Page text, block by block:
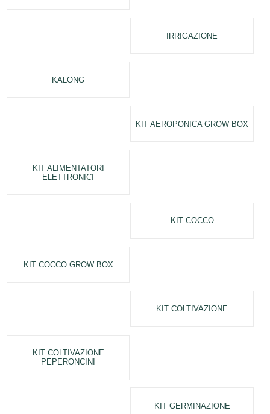
IRRIGAZIONE
KALONG
KIT AEROPONICA GROW BOX
KIT ALIMENTATORI
ELETTRONICI
KIT COCCO
KIT COCCO GROW BOX
KIT COLTIVAZIONE
KIT COLTIVAZIONE
PEPERONCINI
KIT GERMINAZIONE